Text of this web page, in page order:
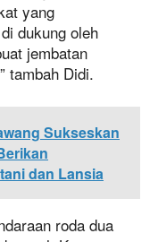
yang
dukung oleh
jembatan
tambah Didi.
Sukseskan
dan Lansia
roda dua